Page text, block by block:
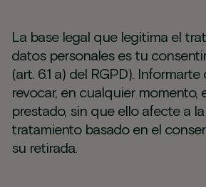
La base legal que legitima el
datos personales es tu
(art. 6.1 a) del RGPD).
revocar, en cualquier momento,
prestado, sin que ello afecte a
tratamiento basado en el
su retirada.